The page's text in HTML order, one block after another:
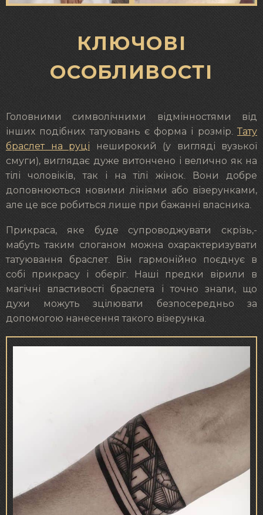
КЛЮЧОВІ
ОСОБЛИВОСТІ
Головними символічними відмінностями від
інших подібних татуювань є форма і розмір.
Тату
браслет на руці неширокий (у вигляді вузької
смуги), виглядає дуже витончено і велично як на
тілі чоловіків, так і на тілі жінок. Вони добре
доповнюються новими лініями або візерунками,
але це все робиться лише при бажанні власника.
Прикраса, яке буде супроводжувати скрізь,-
мабуть таким слоганом можна охарактеризувати
татуювання браслет. Він гармонійно поєднує в
собі прикрасу і оберіг. Наші предки вірили в
магічні властивості браслета і точно знали, що
духи можуть зцілювати безпосередньо за
допомогою нанесення такого візерунка.